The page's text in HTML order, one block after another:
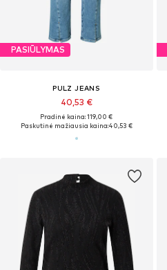
PASIŪLYMAS
PULZ JEANS
40,53 €
Pradinė kaina: 119,00 €
Paskutinė mažiausia kaina:40,53 €